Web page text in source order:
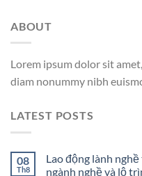
ABOUT
Lorem ipsum dolor sit
diam nonummy nibh
LATEST POSTS
08
Th8
Lao động lành
ngành nghề và lộ